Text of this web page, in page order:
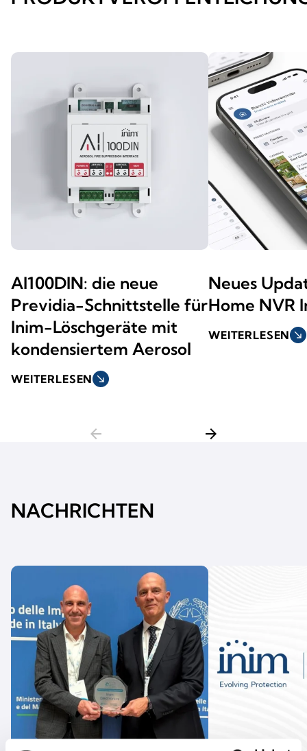
AI100DIN: die neue
Previdia-Schnittstelle für
Inim-Löschgeräte mit
kondensiertem Aerosol
WEITERLESEN south_east
Neues
Home NVR
WEITERLESEN south_east
arrow_back arrow_forward
NACHRICHTEN